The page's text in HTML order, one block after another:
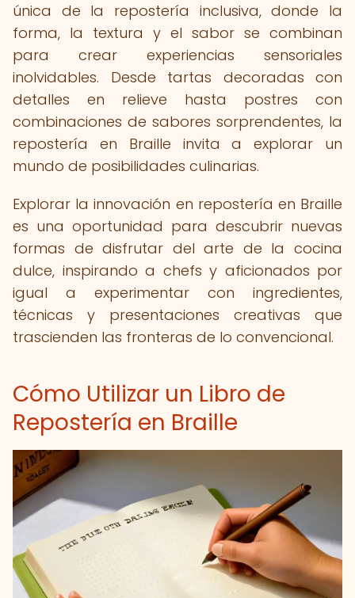
única de la repostería inclusiva, donde la
forma, la textura y el sabor se combinan
para crear experiencias sensoriales
inolvidables. Desde tartas decoradas con
detalles en relieve hasta postres con
combinaciones de sabores sorprendentes, la
repostería en Braille invita a explorar un
mundo de posibilidades culinarias.
Explorar la innovación en repostería en Braille
es una oportunidad para descubrir nuevas
formas de disfrutar del arte de la cocina
dulce, inspirando a chefs y aficionados por
igual a experimentar con ingredientes,
técnicas y presentaciones creativas que
trascienden las fronteras de lo convencional.
Cómo Utilizar un Libro de
Repostería en Braille